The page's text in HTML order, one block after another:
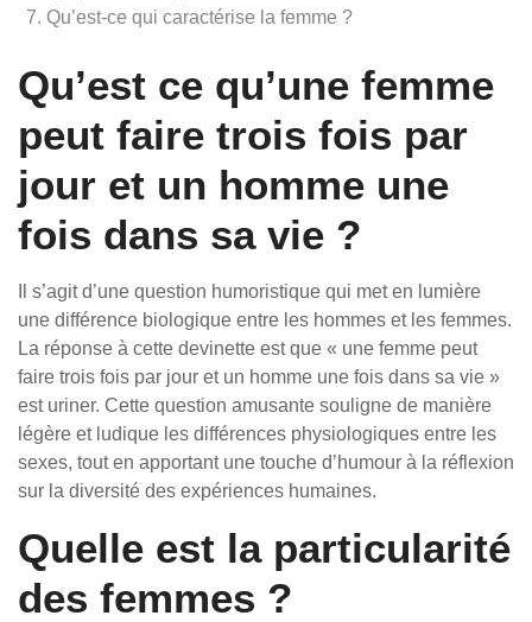
Qu’est-ce qui caractérise la femme ?
Qu’est ce qu’une femme
peut faire trois fois par
jour et un homme une
fois dans sa vie ?
Il s’agit d’une question humoristique qui met en lumière
une différence biologique entre les hommes et les femmes.
La réponse à cette devinette est que « une femme peut
faire trois fois par jour et un homme une fois dans sa vie »
est uriner. Cette question amusante souligne de manière
légère et ludique les différences physiologiques entre les
sexes, tout en apportant une touche d’humour à la réflexion
sur la diversité des expériences humaines.
Quelle est la particularité
des femmes ?